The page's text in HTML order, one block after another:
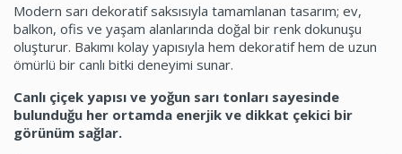
Modern sarı dekoratif saksısıyla tamamlanan tasarım; ev,
balkon, ofis ve yaşam alanlarında doğal bir renk dokunuşu
oluşturur. Bakımı kolay yapısıyla hem dekoratif hem de uzun
ömürlü bir canlı bitki deneyimi sunar.
Canlı çiçek yapısı ve yoğun sarı tonları sayesinde
bulunduğu her ortamda enerjik ve dikkat çekici bir
görünüm sağlar.